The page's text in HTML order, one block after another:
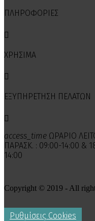
ΠΛΗΡΟΦΟΡΙΕΣ

ΧΡΗΣΙΜΑ

ΕΞΥΠΗΡΕΤΗΣΗ ΠΕΛΑΤΩΝ

access_time ΩΡΑΡΙΟ
ΠΑΡΑΣΚ. : 09:00-14:00 &
14:00
Copyright © 2019 - All
Ρυθμίσεις Cookies